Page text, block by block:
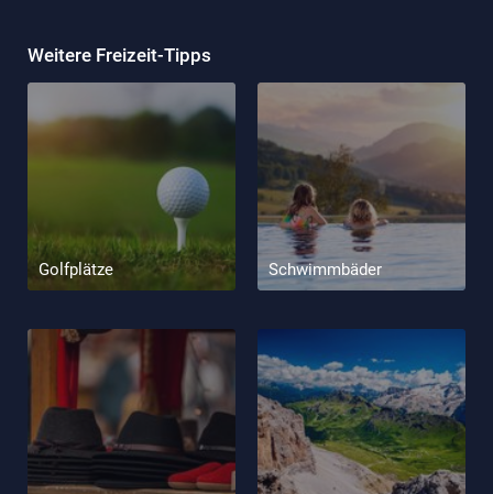
Weitere Freizeit-Tipps
Golfplätze Schwimmbäder